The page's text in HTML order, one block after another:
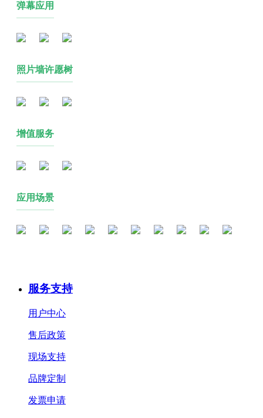
弹幕应用
照片墙许愿树
增值服务
应用场景
服务支持
用户中心
售后政策
现场支持
品牌定制
发票申请